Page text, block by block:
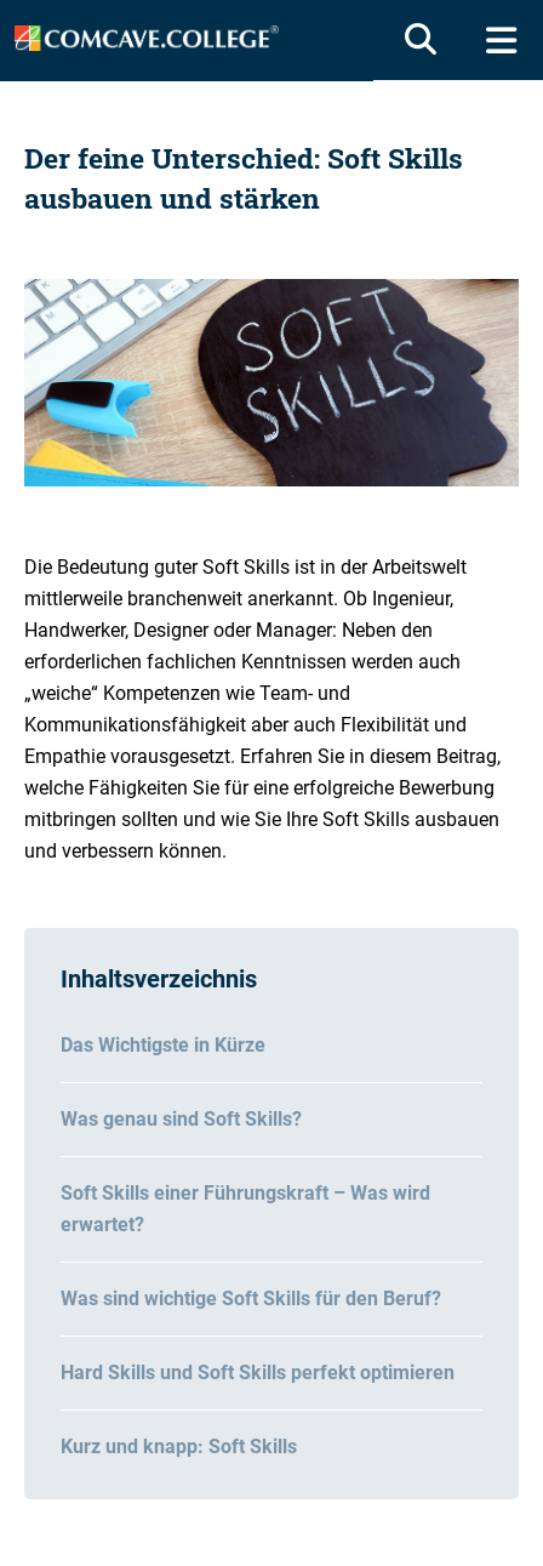
Der feine Unterschied: Soft Skills
ausbauen und stärken
Die Bedeutung guter Soft Skills ist in der Arbeitswelt
mittlerweile branchenweit anerkannt. Ob Ingenieur,
Handwerker, Designer oder Manager: Neben den
erforderlichen fachlichen Kenntnissen werden auch
„weiche“ Kompetenzen wie Team- und
Kommunikationsfähigkeit aber auch Flexibilität und
Empathie vorausgesetzt. Erfahren Sie in diesem Beitrag,
welche Fähigkeiten Sie für eine erfolgreiche Bewerbung
mitbringen sollten und wie Sie Ihre Soft Skills ausbauen
und verbessern können.
Inhaltsverzeichnis
Das Wichtigste in Kürze
Was genau sind Soft Skills?
Soft Skills einer Führungskraft – Was wird
erwartet?
Was sind wichtige Soft Skills für den Beruf?
Hard Skills und Soft Skills perfekt optimieren
Kurz und knapp: Soft Skills